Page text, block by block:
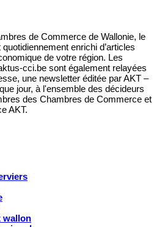
de Commerce de Wallonie, le
enrichi d’articles
de votre région. Les
cci.be sont également relayées
une newsletter éditée par AKT –
jour, à l'ensemble des décideurs
des Chambres de Commerce et
AKT.
wallon